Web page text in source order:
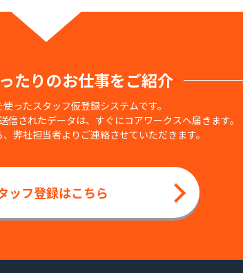
たりのお仕事をご紹介
ったスタッフ仮登録システムです。
されたデータは、すぐにコアワークスへ届きます。
弊社担当者よりご連絡させていただきます。
ッフ登録はこちら